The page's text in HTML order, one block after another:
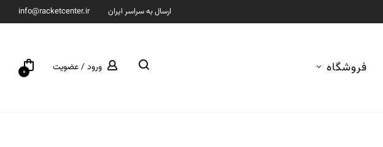
ارسال به سراسر ایران info@racketcenter.ir
فروشگاه ورود / عضویت 0